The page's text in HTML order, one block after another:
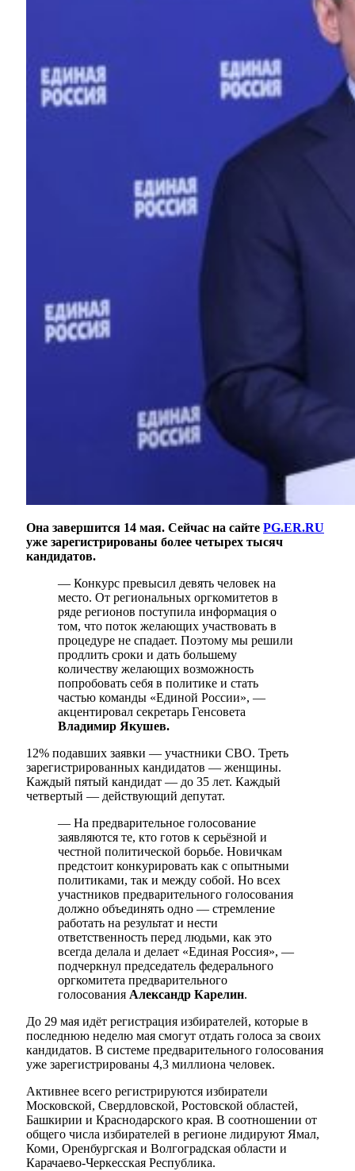
Она завершится 14 мая. Сейчас на сайте PG.ER.RU
уже зарегистрированы более четырех тысяч
кандидатов.
— Конкурс превысил девять человек на
место. От региональных оргкомитетов в
ряде регионов поступила информация о
том, что поток желающих участвовать в
процедуре не спадает. Поэтому мы решили
продлить сроки и дать большему
количеству желающих возможность
попробовать себя в политике и стать
частью команды «Единой России», —
акцентировал секретарь Генсовета
Владимир Якушев.
12% подавших заявки — участники СВО. Треть
зарегистрированных кандидатов — женщины.
Каждый пятый кандидат — до 35 лет. Каждый
четвертый — действующий депутат.
— На предварительное голосование
заявляются те, кто готов к серьёзной и
честной политической борьбе. Новичкам
предстоит конкурировать как с опытными
политиками, так и между собой. Но всех
участников предварительного голосования
должно объединять одно — стремление
работать на результат и нести
ответственность перед людьми, как это
всегда делала и делает «Единая Россия», —
подчеркнул председатель федерального
оргкомитета предварительного
голосования Александр Карелин.
До 29 мая идёт регистрация избирателей, которые в
последнюю неделю мая смогут отдать голоса за своих
кандидатов. В системе предварительного голосования
уже зарегистрированы 4,3 миллиона человек.
Активнее всего регистрируются избиратели
Московской, Свердловской, Ростовской областей,
Башкирии и Краснодарского края. В соотношении от
общего числа избирателей в регионе лидируют Ямал,
Коми, Оренбургская и Волгоградская области и
Карачаево-Черкесская Республика.